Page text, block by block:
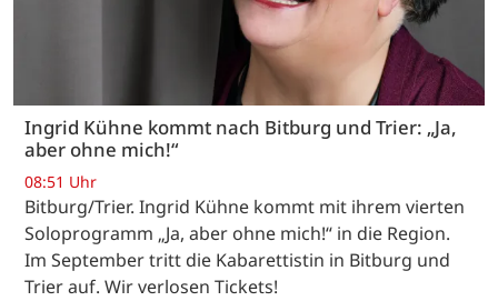
Ingrid Kühne kommt nach Bitburg und Trier: „Ja,
aber ohne mich!“
08:51 Uhr
Bitburg/Trier. Ingrid Kühne kommt mit ihrem vierten
Soloprogramm „Ja, aber ohne mich!“ in die Region.
Im September tritt die Kabarettistin in Bitburg und
Trier auf. Wir verlosen Tickets!